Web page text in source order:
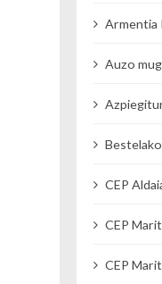
Armentia
Auzo
CEP
CEP
CEP